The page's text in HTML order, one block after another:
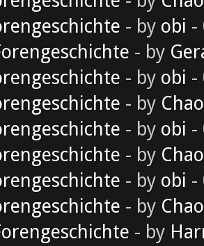
- by obi -
- by
- by obi -
- by
- by obi -
- by
- by obi -
- by
- by